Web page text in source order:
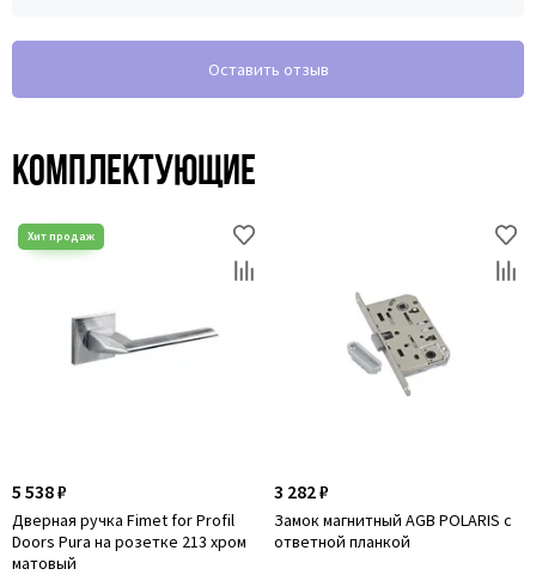
Оставить отзыв
Комплектующие
5 538 ₽
Дверная ручка Fimet for Рrofil
Doors Pura на розетке 213 хром
матовый
3 282 ₽
Замок магнитный AGB POLARIS с
ответной планкой